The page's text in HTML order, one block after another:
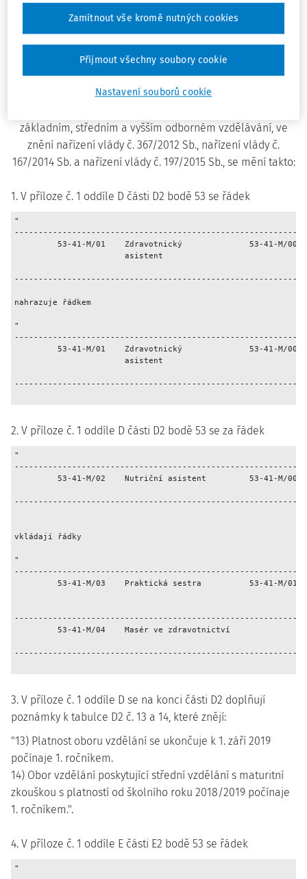
561/2004 Sb., o předškolním, základním, středním, vyšším
odborném a jiném vzdělávání (školský zákon), ve znění
zákona č. 472/2011 Sb.:
Čl.I
základním, středním a vyšším odborném vzdělávání, ve
znění nařízení vlády č. 367/2012 Sb., nařízení vlády č.
167/2014 Sb. a nařízení vlády č. 197/2015 Sb., se mění takto:
1. V příloze č. 1 oddíle D části D2 bodě 53 se řádek
"
53-41-M/01    Zdravotnický              53-41-M/
asistent
nahrazuje řádkem
"
53-41-M/01    Zdravotnický              53-41-M/
asistent
2. V příloze č. 1 oddíle D části D2 bodě 53 se za řádek
"
53-41-M/02    Nutriční asistent         53-41-M/
vkládají řádky
"
53-41-M/03    Praktická sestra          53-41-M/01
53-41-M/04    Masér ve zdravotnictví
3. V příloze č. 1 oddíle D se na konci části D2 doplňují
poznámky k tabulce D2 č. 13 a 14, které znějí:
"13) Platnost oboru vzdělání se ukončuje k 1. září 2019
počínaje 1. ročníkem.
14) Obor vzdělání poskytující střední vzdělání s maturitní
zkouškou s platností od školního roku 2018/2019 počínaje
1. ročníkem.".
4. V příloze č. 1 oddíle E části E2 bodě 53 se řádek
"
Nastavení souborů cookie
Zamítnout vše kromě nutných cookies
Přijmout všechny soubory cookie